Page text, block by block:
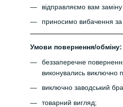
відправляємо вам
приносимо вибачення
Умови повернення/обміну:
беззаперечне
виконувались виключно
виключно заводський
товарний вигляд;